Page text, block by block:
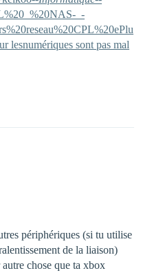
_-
lesnumériques sont pas mal
périphériques (si tu utilise
de la liaison)
chose que ta xbox